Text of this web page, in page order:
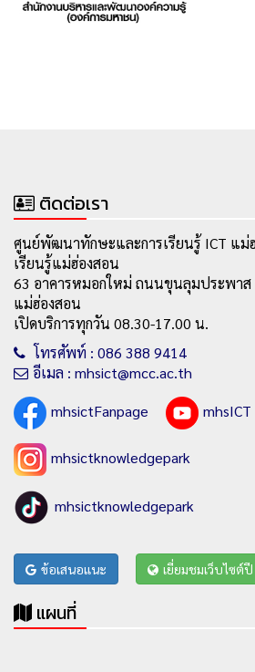
ติดต่อเรา
ศูนย์พัฒนาทักษะและการเรียนรู้ ICT แม่
เรียนรู้แม่ฮ่องสอน
63 อาคารหมอกใหม่ ถนนขุนลุมประพาส
แม่ฮ่องสอน
เปิดบริการทุกวัน 08.30-17.00 น.
โทรศัพท์ : 086 388 9414
อีเมล : mhsict@mcc.ac.th
mhsictFanpage
mhsICT
mhsictknowledgepark
mhsictknowledgepark
ข้อเสนอแนะ เยี่ยมชมเว็บไซต์
แผนที่